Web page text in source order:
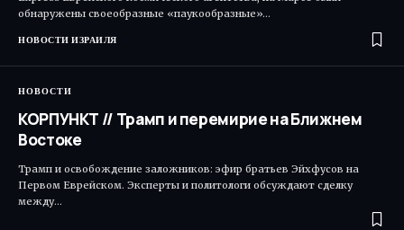
обнаружены своеобразные «паукообразные»…
НОВОСТИ ИЗРАИЛЯ
НОВОСТИ
КОРПУНКТ // Трамп и перемирие на Ближнем
Востоке
Трамп и освобождение заложников: эфир братьев Эйхфусов на
Первом Еврейском. Эксперты и политологи обсуждают сделку
между…